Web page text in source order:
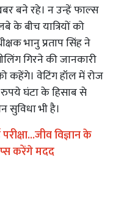
बने रहे। न उन्हें फाल्स
के बीच यात्रियों को
भानु प्रताप सिंह ने
गिरने की जानकारी
कहेंगे। वेटिंग हॉल में रोज
घंटा के हिसाब से
सुविधा भी है।
विज्ञान के
करेंगे मदद